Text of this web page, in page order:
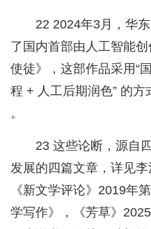
22 2024年3月，华
了国内首部由人工智能
使徒》，这部作品采用“
程 + 人工后期润色” 的
。
23 这些论断，源自
发展的四篇文章，详见
《新文学评论》2019年
学写作》，《芳草》